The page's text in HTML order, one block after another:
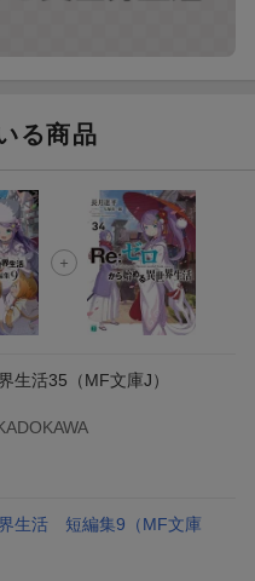
る商品
生活35 （MF文庫J）
生活 短編集9 （MF文庫